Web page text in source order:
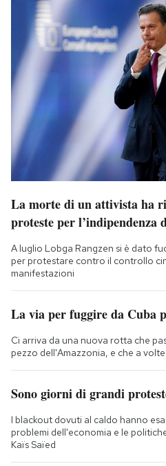
La morte di un attivista ha
proteste per l’indipendenza
A luglio Lobga Rangzen si è dato
per protestare contro il controllo
manifestazioni
La via per fuggire da Cuba
Ci arriva da una nuova rotta che
pezzo dell'Amazzonia, e che a
Sono giorni di grandi
I blackout dovuti al caldo hanno
problemi dell'economia e le
Kaïs Saïed